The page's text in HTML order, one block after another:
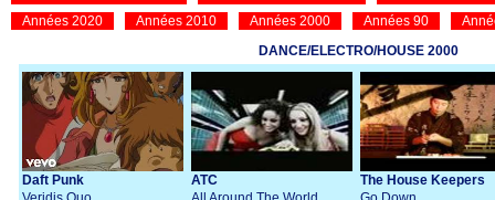
Années 2020
Années 2010 Années 2000 Années 90
DANCE/ELECTRO/HOUSE 2000
Daft Punk
ATC
The House Keepers